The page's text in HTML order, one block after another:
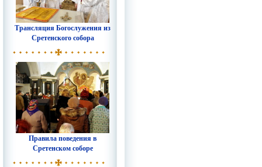
Трансляция Богослужения из
Сретенского собора
Правила поведения в
Сретенском соборе